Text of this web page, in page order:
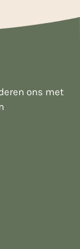
ons met